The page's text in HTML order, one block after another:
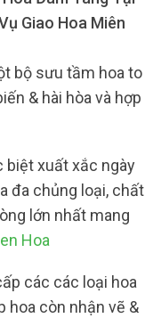
Giao Hoa Miên
bộ sưu tầm hoa to
& hài hòa và hợp
biệt xuất xắc ngày
đa chủng loại, chất
lớn nhất mang
Hoa
các các loại hoa
hoa còn nhận vẽ &